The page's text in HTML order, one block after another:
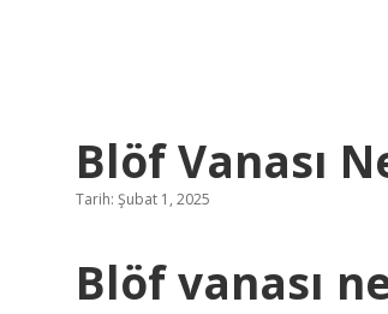
Blöf Vanası
Tarih: Şubat 1, 2025
Blöf vanası